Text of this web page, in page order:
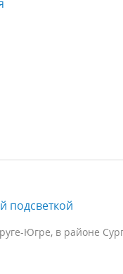
подсветкой
Югре, в районе